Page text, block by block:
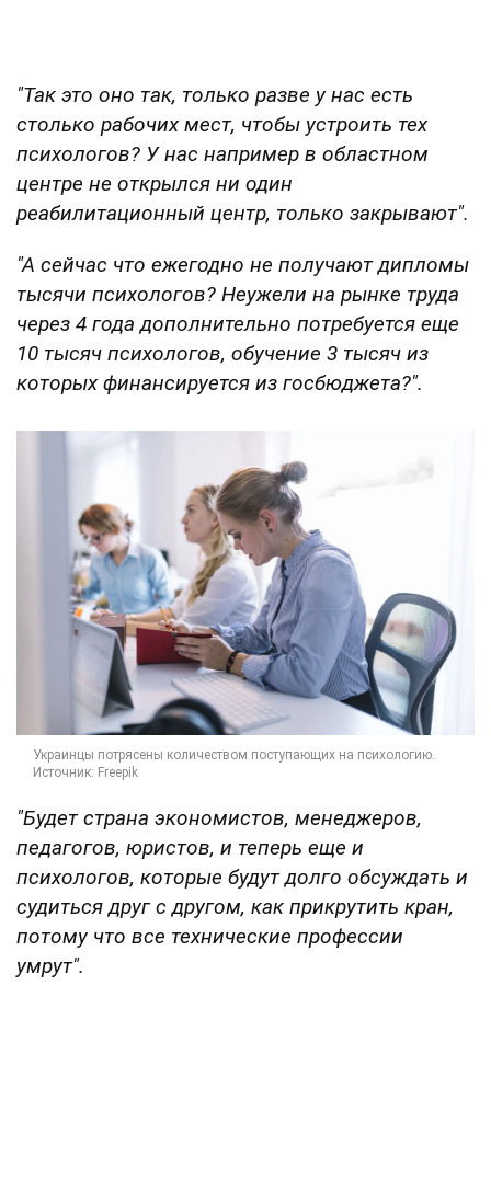
"Так это оно так, только разве у нас есть
столько рабочих мест, чтобы устроить тех
психологов? У нас например в областном
центре не открылся ни один
реабилитационный центр, только закрывают".
"А сейчас что ежегодно не получают дипломы
тысячи психологов? Неужели на рынке труда
через 4 года дополнительно потребуется еще
10 тысяч психологов, обучение 3 тысяч из
которых финансируется из госбюджета?".
"Будет страна экономистов, менеджеров,
педагогов, юристов, и теперь еще и
психологов, которые будут долго обсуждать и
судиться друг с другом, как прикрутить кран,
потому что все технические профессии
умрут".